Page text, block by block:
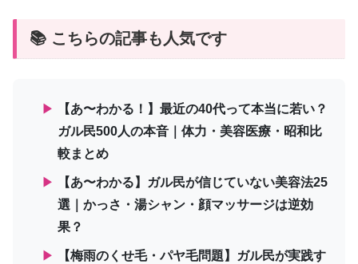
📚 こちらの記事も人気です
▶
【あ〜わかる！】最近の40代って本当に若い？
ガル民500人の本音｜体力・美容医療・昭和比
較まとめ
▶
【あ〜わかる】ガル民が信じていない美容法25
選｜かっさ・湯シャン・顔マッサージは逆効
果？
▶
【梅雨のくせ毛・パヤ毛問題】ガル民が実践す